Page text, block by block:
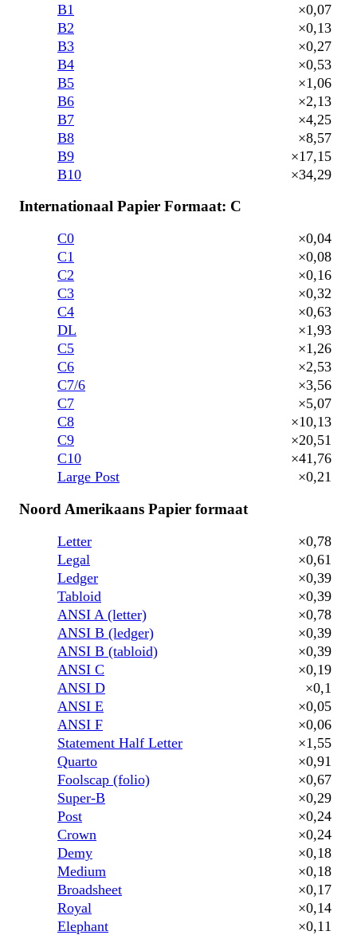
B1
×0,07
B2
×0,13
B3
×0,27
B4
×0,53
B5
×1,06
B6
×2,13
B7
×4,25
B8
×8,57
B9
×17,15
B10
×34,29
Internationaal Papier Formaat: C
C0
×0,04
C1
×0,08
C2
×0,16
C3
×0,32
C4
×0,63
DL
×1,93
C5
×1,26
C6
×2,53
C7/6
×3,56
C7
×5,07
C8
×10,13
C9
×20,51
C10
×41,76
Large Post
×0,21
Noord Amerikaans Papier formaat
Letter
×0,78
Legal
×0,61
Ledger
×0,39
Tabloid
×0,39
ANSI A (letter)
×0,78
ANSI B (ledger)
×0,39
ANSI B (tabloid)
×0,39
ANSI C
×0,19
ANSI D
×0,1
ANSI E
×0,05
ANSI F
×0,06
Statement Half Letter
×1,55
Quarto
×0,91
Foolscap (folio)
×0,67
Super-B
×0,29
Post
×0,24
Crown
×0,24
Demy
×0,18
Medium
×0,18
Broadsheet
×0,17
Royal
×0,14
Elephant
×0,11